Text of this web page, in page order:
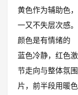
黄色作为辅助色
一又不失层次感。
颜色是有情绪的
蓝色冷静，红色
节走向与整体氛
片，前半段用暖